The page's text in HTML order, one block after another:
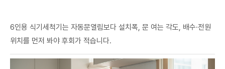
6인용 식기세척기는 자동문열림보다 설치폭, 문 여는 각도, 배수·전원
위치를 먼저 봐야 후회가 적습니다.